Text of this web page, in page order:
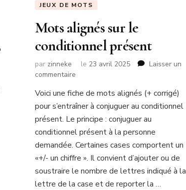
JEUX DE MOTS
Mots alignés sur le
conditionnel présent
par zinneke le 23 avril 2025
Laisser un
commentairesur
alignés
sur
le
conditionnel
présent
Voici une fiche de mots alignés (+ corrigé)
pour s’entraîner à conjuguer au conditionnel
présent. Le principe : conjuguer au
conditionnel présent à la personne
demandée. Certaines cases comportent un
«+/- un chiffre ». Il convient d’ajouter ou de
soustraire le nombre de lettres indiqué à la
lettre de la case et de reporter la …